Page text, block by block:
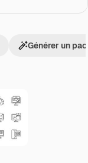
Générer un